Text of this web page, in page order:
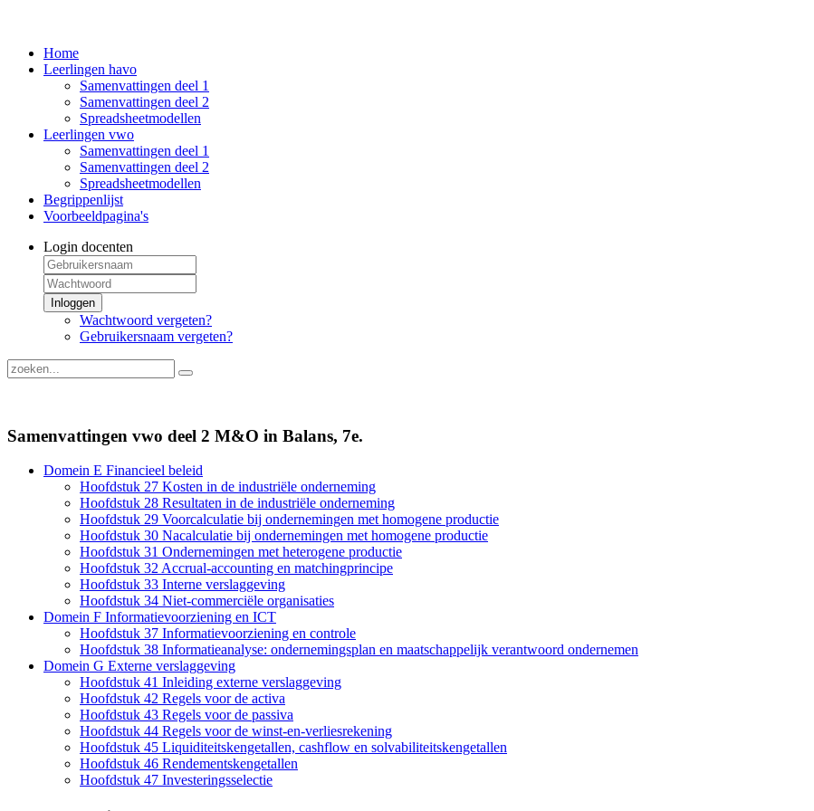
Home
Leerlingen havo
Samenvattingen deel 1
Samenvattingen deel 2
Spreadsheetmodellen
Leerlingen vwo
Samenvattingen deel 1
Samenvattingen deel 2
Spreadsheetmodellen
Begrippenlijst
Voorbeeldpagina's
Login docenten
Inloggen
Wachtwoord vergeten?
Gebruikersnaam vergeten?
Samenvattingen vwo deel 2 M&O in Balans, 7e.
Domein E Financieel beleid
Hoofdstuk 27 Kosten in de industriële onderneming
Hoofdstuk 28 Resultaten in de industriële onderneming
Hoofdstuk 29 Voorcalculatie bij ondernemingen met homogene productie
Hoofdstuk 30 Nacalculatie bij ondernemingen met homogene productie
Hoofdstuk 31 Ondernemingen met heterogene productie
Hoofdstuk 32 Accrual-accounting en matchingprincipe
Hoofdstuk 33 Interne verslaggeving
Hoofdstuk 34 Niet-commerciële organisaties
Domein F Informatievoorziening en ICT
Hoofdstuk 37 Informatievoorziening en controle
Hoofdstuk 38 Informatieanalyse: ondernemingsplan en maatschappelijk verantwoord ondernemen
Domein G Externe verslaggeving
Hoofdstuk 41 Inleiding externe verslaggeving
Hoofdstuk 42 Regels voor de activa
Hoofdstuk 43 Regels voor de passiva
Hoofdstuk 44 Regels voor de winst-en-verliesrekening
Hoofdstuk 45 Liquiditeitskengetallen, cashflow en solvabiliteitskengetallen
Hoofdstuk 46 Rendementskengetallen
Hoofdstuk 47 Investeringsselectie